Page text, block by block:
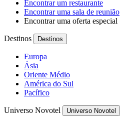
Encontrar um restaurante
Encontrar uma sala de reunião
Encontrar uma oferta especial
Destinos Destinos
Europa
Ásia
Oriente Médio
América do Sul
Pacífico
Universo Novotel Universo Novotel